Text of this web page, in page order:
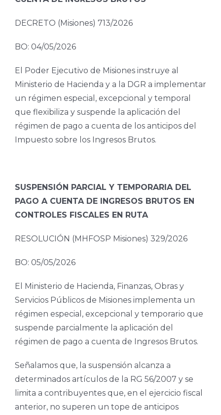
DECRETO (Misiones) 713/2026
BO: 04/05/2026
El Poder Ejecutivo de Misiones instruye al
Ministerio de Hacienda y a la DGR a implementar
un régimen especial, excepcional y temporal
que flexibiliza y suspende la aplicación del
régimen de pago a cuenta de los anticipos del
Impuesto sobre los Ingresos Brutos.
SUSPENSIÓN PARCIAL Y TEMPORARIA DEL
PAGO A CUENTA DE INGRESOS BRUTOS EN
CONTROLES FISCALES EN RUTA
RESOLUCIÓN (MHFOSP Misiones) 329/2026
BO: 05/05/2026
El Ministerio de Hacienda, Finanzas, Obras y
Servicios Públicos de Misiones implementa un
régimen especial, excepcional y temporario que
suspende parcialmente la aplicación del
régimen de pago a cuenta de Ingresos Brutos.
Señalamos que, la suspensión alcanza a
determinados artículos de la RG 56/2007 y se
limita a contribuyentes que, en el ejercicio fiscal
anterior, no superen un tope de anticipos